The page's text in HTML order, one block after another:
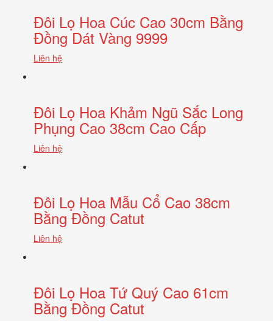
Đôi Lọ Hoa Cúc Cao 30cm Bằng
Đồng Dát Vàng 9999
Liên hệ
Đôi Lọ Hoa Khảm Ngũ Sắc Long
Phụng Cao 38cm Cao Cấp
Liên hệ
Đôi Lọ Hoa Mẫu Cổ Cao 38cm
Bằng Đồng Catut
Liên hệ
Đôi Lọ Hoa Tứ Quý Cao 61cm
Bằng Đồng Catut